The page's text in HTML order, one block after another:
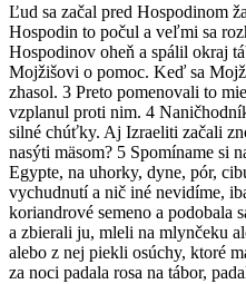
Ľud sa začal pred Hospodinom
Hospodin to počul a veľmi sa
Hospodinov oheň a spálil okraj
Mojžišovi o pomoc. Keď sa
zhasol. 3 Preto pomenovali to
vzplanul proti nim. 4
silné chúťky. Aj Izraeliti začali
nasýti mäsom? 5 Spomíname si
Egypte, na uhorky, dyne, pór,
vychudnutí a nič iné nevidíme,
koriandrové semeno a
a zbierali ju, mleli na mlynčeku
alebo z nej piekli osúchy, ktoré
za noci padala rosa na tábor,